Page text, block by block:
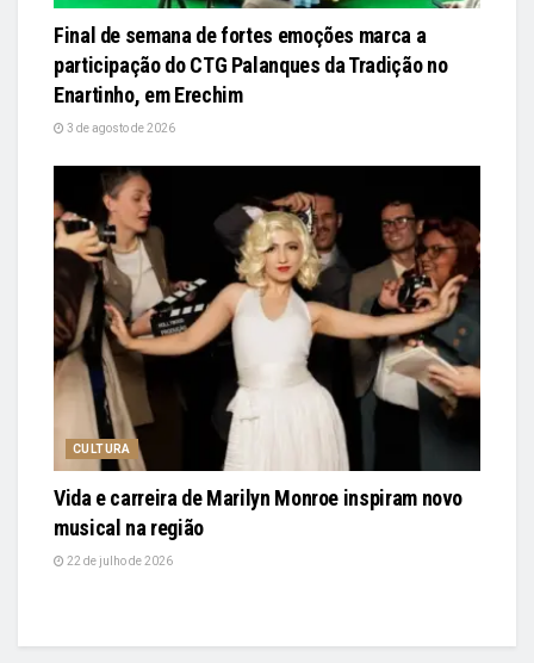
Final de semana de fortes emoções marca a
participação do CTG Palanques da Tradição no
Enartinho, em Erechim
3 de agosto de 2026
CULTURA
Vida e carreira de Marilyn Monroe inspiram novo
musical na região
22 de julho de 2026